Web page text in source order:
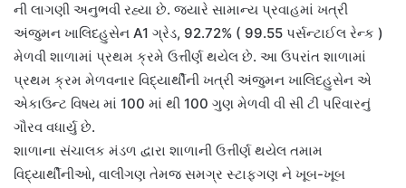
ની લાગણી અનુભવી રહ્યા છે. જ્યારે સામાન્ય પ્રવાહમાં ખત્રી
અંજુમન ખાલિદહુસેન A1 ગ્રેડ, 92.72% ( 99.55 પર્સન્ટાઈલ રેન્ક )
મેળવી શાળામાં પ્રથમ ક્રમે ઉત્તીર્ણ થયેલ છે. આ ઉપરાંત શાળામાં
પ્રથમ ક્રમ મેળવનાર વિદ્યાર્થીની ખત્રી અંજુમન ખાલિદહુસેન એ
એકાઉન્ટ વિષય માં 100 માં થી 100 ગુણ મેળવી વી સી ટી પરિવારનું
ગૌરવ વધાર્યુ છે.
શાળાના સંચાલક મંડળ દ્વારા શાળાની ઉત્તીર્ણ થયેલ તમામ
વિદ્યાર્થીનીઓ, વાલીગણ તેમજ સમગ્ર સ્ટાફગણ ને ખૂબ-ખૂબ